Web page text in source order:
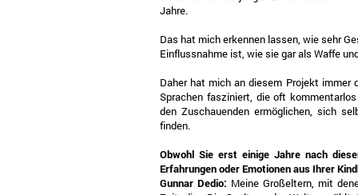
Jahre.
Das hat mich erkennen lassen, wie sehr
Einflussnahme ist, wie sie gar als Waffe
Daher hat mich an diesem Projekt immer
Sprachen fasziniert, die oft
den Zuschauenden ermöglichen, sich
finden.
Obwohl Sie erst einige Jahre nach
Erfahrungen oder Emotionen aus Ihrer
Gunnar Dedio: Meine Großeltern, mit